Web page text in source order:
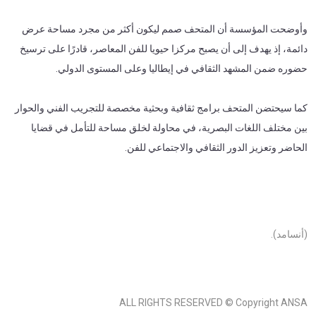
وأوضحت المؤسسة أن المتحف صمم ليكون أكثر من مجرد مساحة عرض
دائمة، إذ يهدف إلى أن يصبح مركزا حيويا للفن المعاصر، قادرًا على ترسيخ
حضوره ضمن المشهد الثقافي في إيطاليا وعلى المستوى الدولي.
كما سيحتضن المتحف برامج ثقافية وبحثية مخصصة للتجريب الفني والحوار
بين مختلف اللغات البصرية، في محاولة لخلق مساحة للتأمل في قضايا
الحاضر وتعزيز الدور الثقافي والاجتماعي للفن.
(أنسامد).
ALL RIGHTS RESERVED © Copyright ANSA